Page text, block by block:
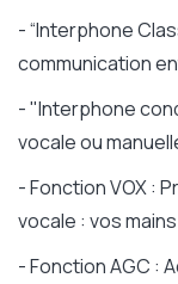
- “Interphone
communication
- "Interphone
vocale ou
- Fonction VOX :
vocale : vos
- Fonction AGC :